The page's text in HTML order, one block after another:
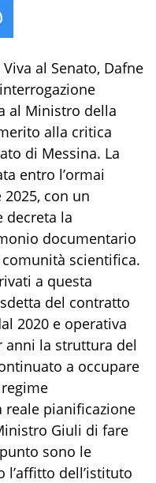
al Senato, Dafne
al Ministro della
alla critica
di Messina. La
entro l’ormai
con un
decreta la
documentario
scientifica.
a questa
del contratto
2020 e operativa
anni la struttura del
a occupare
reale pianificazione
Giuli di fare
sono le
l’affitto dell’istituto